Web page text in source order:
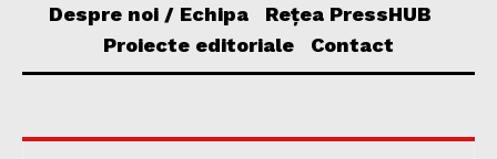
Despre noi / Echipa
Rețea PressHUB
Proiecte editoriale
Contact